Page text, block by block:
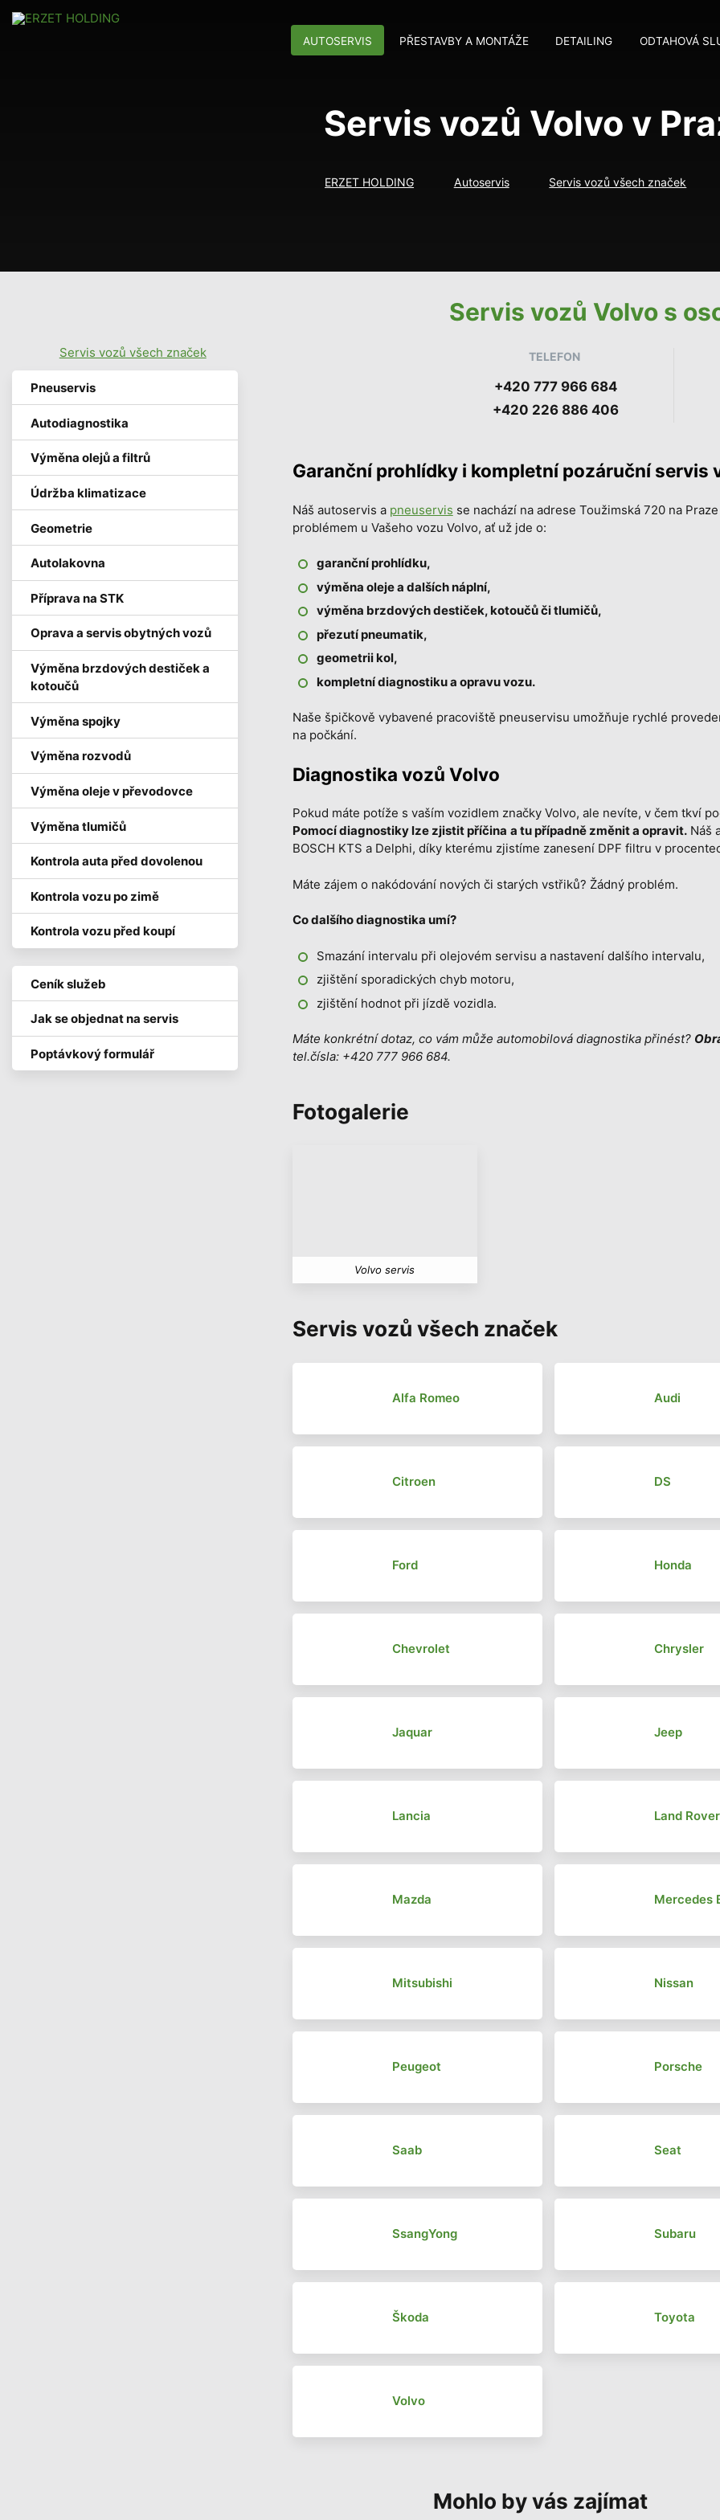
AUTOSERVIS PŘESTAVBY A MONTÁŽE DETAILING ODTAHOVÁ
Servis vozů Volvo v
ERZET HOLDING Autoservis Servis vozů všech značek
Servis vozů Volvo s
TELEFON
+420 777 966 684
+420 226 886 406
Garanční prohlídky i kompletní pozáruční servis
Náš autoservis a pneuservis se nachází na adrese Toužimská 720 na
problémem u Vašeho vozu Volvo, ať už jde o:
garanční prohlídku,
výměna oleje a dalších náplní,
výměna brzdových destiček, kotoučů či tlumičů,
přezutí pneumatik,
geometrii kol,
kompletní diagnostiku a opravu vozu.
Naše špičkově vybavené pracoviště pneuservisu umožňuje rychlé
na počkání.
Diagnostika vozů Volvo
Pokud máte potíže s vaším vozidlem značky Volvo, ale nevíte, v čem tkví
Pomocí diagnostiky lze zjistit příčina a tu případně změnit a opravit.Náš
BOSCH KTS a Delphi, díky kterému zjistíme zanesení DPF filtru v
Máte zájem o nakódování nových či starých vstřiků? Žádný problém.
Co dalšího diagnostika umí?
Smazání intervalu při olejovém servisu a nastavení dalšího intervalu,
zjištění sporadických chyb motoru,
zjištění hodnot při jízdě vozidla.
Máte konkrétní dotaz, co vám může automobilová diagnostika přinést?
tel.čísla: +420 777 966 684.
Fotogalerie
Volvo servis
Servis vozů všech značek
Alfa Romeo Audi
Citroen DS
Ford Honda
Chevrolet Chrysler
Jaquar Jeep
Lancia Land Rover
Mazda Mercedes
Mitsubishi Nissan
Peugeot Porsche
Saab Seat
SsangYong Subaru
Škoda Toyota
Volvo
Servis vozů všech značek
Pneuservis
Autodiagnostika
Výměna olejů a filtrů
Údržba klimatizace
Geometrie
Autolakovna
Příprava na STK
Oprava a servis obytných vozů
Výměna brzdových destiček a
kotoučů
Výměna spojky
Výměna rozvodů
Výměna oleje v převodovce
Výměna tlumičů
Kontrola auta před dovolenou
Kontrola vozu po zimě
Kontrola vozu před koupí
Ceník služeb
Jak se objednat na servis
Poptávkový formulář
Mohlo by vás zajímat